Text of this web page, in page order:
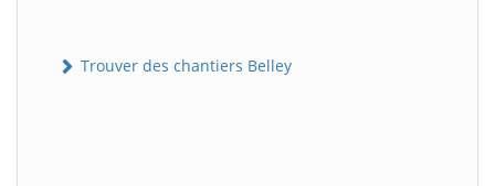
Trouver des chantiers Belley